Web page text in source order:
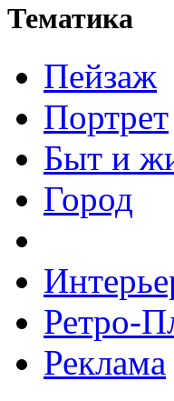
Тематика
Пейзаж
Портрет
Быт и
Город
Ретро-
Реклама